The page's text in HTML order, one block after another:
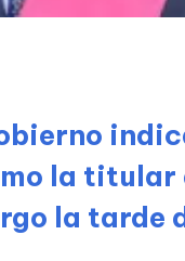
la
la tarde